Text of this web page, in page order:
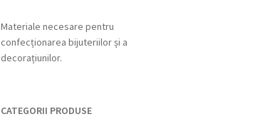
Materiale necesare pentru
confecționarea bijuteriilor și a
decorațiunilor.
CATEGORII PRODUSE